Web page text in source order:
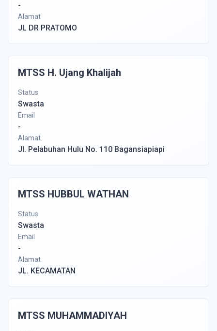
-
Alamat
JL DR PRATOMO
MTSS H. Ujang Khalijah
Status
Swasta
Email
-
Alamat
Jl. Pelabuhan Hulu No. 110 Bagansiapiapi
MTSS HUBBUL WATHAN
Status
Swasta
Email
-
Alamat
JL. KECAMATAN
MTSS MUHAMMADIYAH